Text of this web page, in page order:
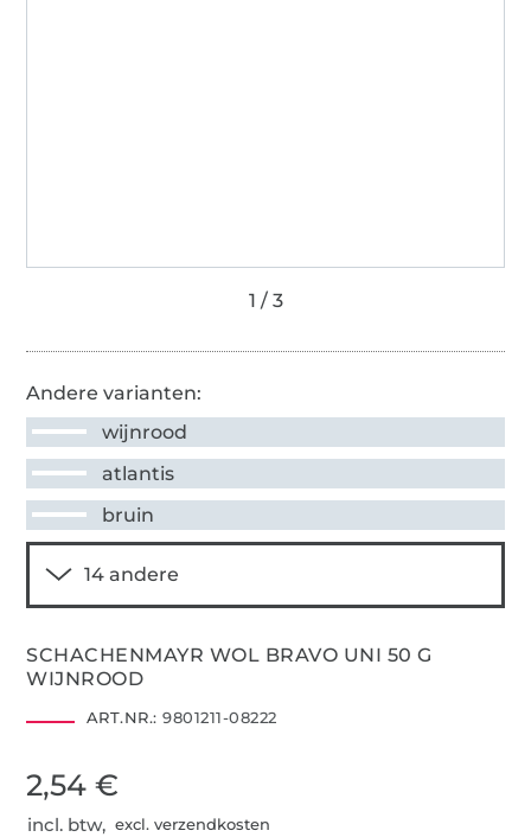
Andere varianten:
wijnrood
atlantis
bruin
SCHACHENMAYR WOL BRAVO UNI 50 G
WIJNROOD
ART.NR.: 9801211-08222
2,54 €
incl. btw,excl. verzendkosten